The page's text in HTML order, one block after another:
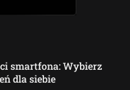
smartfona: Wybierz
dla siebie